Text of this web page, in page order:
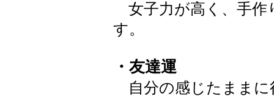
女子力が高く、手作
す。
・友達運
自分の感じたままに